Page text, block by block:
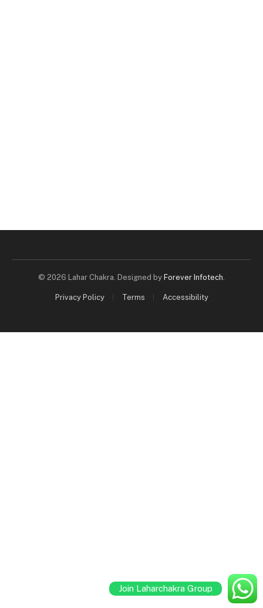
© 2026 Lahar Chakra. Designed by Forever Infotech
Privacy Policy Terms Accessibility
Join Laharchakra Group